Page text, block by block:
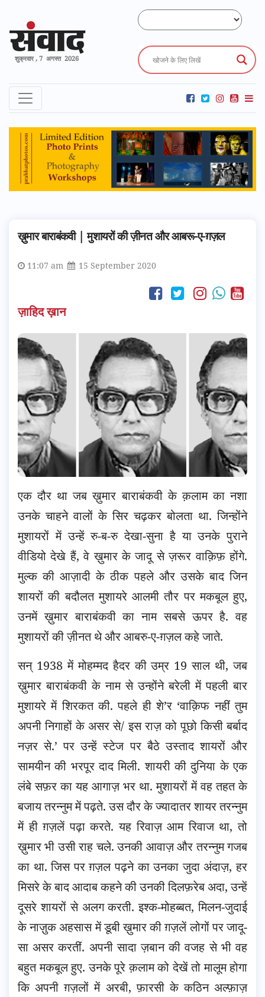
शुक्रवार , 7 अगस्त 2026
ख़ुमार बाराबंकवी | मुशायरों की ज़ीनत और आबरू-ए-ग़ज़ल
11:07 am 15 September 2020
ज़ाहिद ख़ान
एक दौर था जब ख़ुमार बाराबंकवी के क़लाम का नशा
उनके चाहने वालों के सिर चढ़कर बोलता था. जिन्होंने
मुशायरों में उन्हें रु-ब-रु देखा-सुना है या उनके पुराने
वीडियो देखे हैं, वे ख़ुमार के जादू से ज़रूर वाक़िफ़ होंगे.
मुल्क की आज़ादी के ठीक पहले और उसके बाद जिन
शायरों की बदौलत मुशायरे आलमी तौर पर मकबूल हुए,
उनमें ख़ुमार बाराबंकवी का नाम सबसे ऊपर है. वह
मुशायरों की ज़ीनत थे और आबरु-ए-ग़ज़ल कहे जाते.
सन् 1938 में मोहम्मद हैदर की उम्र 19 साल थी, जब
ख़ुमार बाराबंकवी के नाम से उन्होंने बरेली में पहली बार
मुशायरे में शिरकत की. पहले ही शे’र ‘वाक़िफ नहीं तुम
अपनी निगाहों के असर से/ इस राज़ को पूछो किसी बर्बाद
नज़र से.’ पर उन्हें स्टेज पर बैठे उस्ताद शायरों और
सामयीन की भरपूर दाद मिली. शायरी की दुनिया के एक
लंबे सफ़र का यह आगाज़ भर था. मुशायरों में वह तहत के
बजाय तरन्नुम में पढ़ते. उस दौर के ज्यादातर शायर तरन्नुम
में ही ग़ज़लें पढ़ा करते. यह रिवाज़ आम रिवाज था, तो
ख़ुमार भी उसी राह चले. उनकी आवाज़ और तरन्नुम गजब
का था. जिस पर ग़ज़ल पढ़ने का उनका जुदा अंदाज़, हर
मिसरे के बाद आदाब कहने की उनकी दिलफ़रेब अदा, उन्हें
दूसरे शायरों से अलग करती. इश्क-मोहब्बत, मिलन-जुदाई
के नाज़ुक अहसास में डूबी ख़ुमार की ग़ज़लें लोगों पर जादू-
सा असर करतीं. अपनी सादा ज़बान की वजह से भी वह
बहुत मकबूल हुए. उनके पूरे क़लाम को देखें तो मालूम होगा
कि अपनी ग़ज़लों में अरबी, फ़ारसी के कठिन अल्फ़ाज़